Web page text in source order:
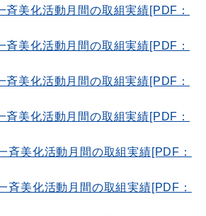
斉美化活動月間の取組実績[PDF：
斉美化活動月間の取組実績[PDF：
斉美化活動月間の取組実績[PDF：
斉美化活動月間の取組実績[PDF：
斉美化活動月間の取組実績[PDF：
斉美化活動月間の取組実績[PDF：